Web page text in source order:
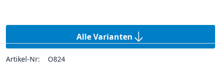
Alle Varianten
Artikel-Nr: O824